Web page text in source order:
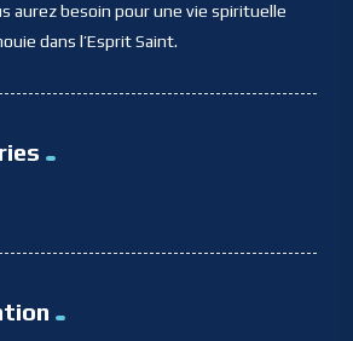
aurez besoin pour une vie spirituelle
dans l’Esprit Saint.